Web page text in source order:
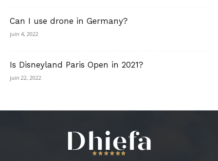
Can I use drone in Germany?
juin 4, 2022
Is Disneyland Paris Open in 2021?
juin 22, 2022